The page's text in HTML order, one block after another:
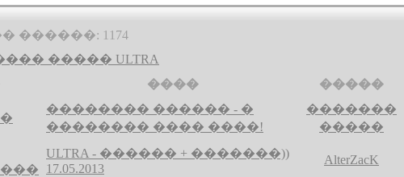
1174
����� ULTRA
���� �����
�������� ������ - �
�������� ���� ����!
�������
�����
ULTRA - ������ + �������))
17.05.2013
AlterZacK